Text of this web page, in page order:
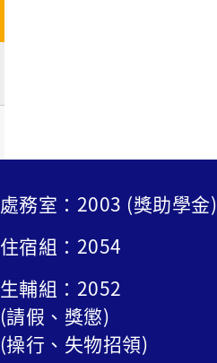
處務室：2003 (獎助學金)
住宿組：2054
生輔組：2052
(請假、獎懲)
(操行、失物招領)